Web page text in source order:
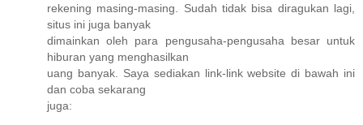
rekening masing-masing. Sudah tidak bisa diragukan lagi,
situs ini juga banyak
dimainkan oleh para pengusaha-pengusaha besar untuk
hiburan yang menghasilkan
uang banyak. Saya sediakan link-link website di bawah ini
dan coba sekarang
juga: